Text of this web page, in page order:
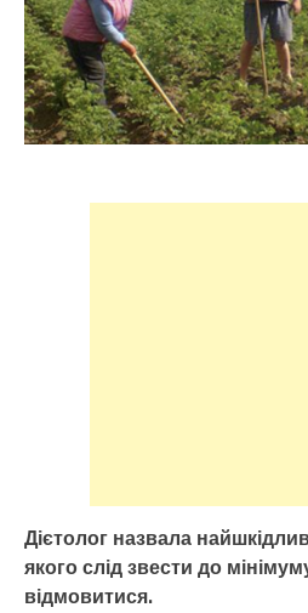
Дієтолог назвала
якого слід звести до
відмовитися.